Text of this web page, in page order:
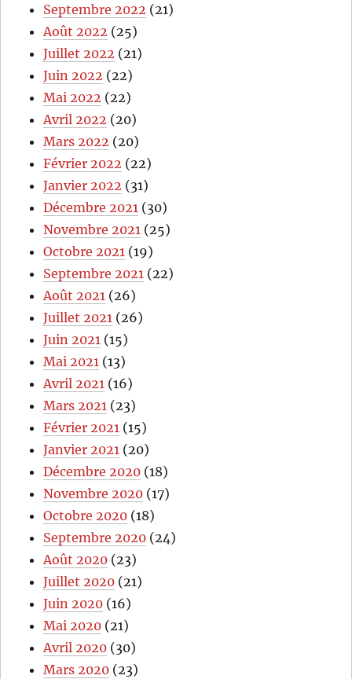
Septembre 2022 (21)
Août 2022 (25)
Juillet 2022 (21)
Juin 2022 (22)
Mai 2022 (22)
Avril 2022 (20)
Mars 2022 (20)
Février 2022 (22)
Janvier 2022 (31)
Décembre 2021 (30)
Novembre 2021 (25)
Octobre 2021 (19)
Septembre 2021 (22)
Août 2021 (26)
Juillet 2021 (26)
Juin 2021 (15)
Mai 2021 (13)
Avril 2021 (16)
Mars 2021 (23)
Février 2021 (15)
Janvier 2021 (20)
Décembre 2020 (18)
Novembre 2020 (17)
Octobre 2020 (18)
Septembre 2020 (24)
Août 2020 (23)
Juillet 2020 (21)
Juin 2020 (16)
Mai 2020 (21)
Avril 2020 (30)
Mars 2020 (23)